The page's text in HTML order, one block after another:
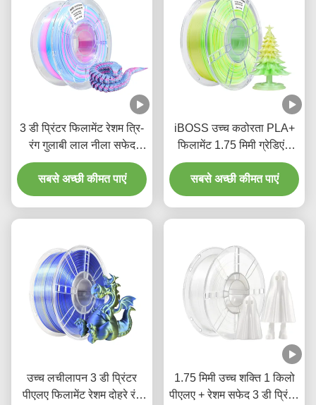
3 डी प्रिंटर फिलामेंट रेशम त्रि-
रंग गुलाबी लाल नीला सफेद
1000 ग्राम आयामी सटीकता
+/- 0.02 मिमी
सबसे अच्छी कीमत पाएं
iBOSS उच्च कठोरता PLA+
फिलामेंट 1.75 मिमी ग्रेडिएंट
पीला हरा सफेद 3 डी प्रिंटिंग
फिलामेंट
सबसे अच्छी कीमत पाएं
उच्च लचीलापन 3 डी प्रिंटर
पीएलए फिलामेंट रेशम दोहरे रंग
1.75 मिमी उच्च शक्ति 1 किलो
पीएलए + रेशम सफेद 3 डी प्रिंटर